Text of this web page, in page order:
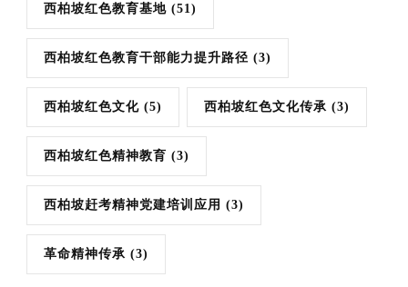
西柏坡红色教育基地 (51)
西柏坡红色教育干部能力提升路径 (3)
西柏坡红色文化 (5) 西柏坡红色文化传承 (3)
西柏坡红色精神教育 (3)
西柏坡赶考精神党建培训应用 (3)
革命精神传承 (3)